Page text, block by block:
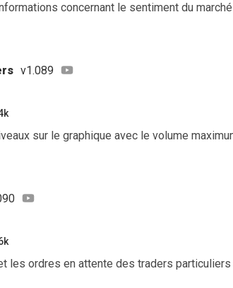
concernant le sentiment du
v1.089
sur le graphique avec le volume
les ordres en attente des traders particuliers